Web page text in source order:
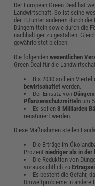
Der European Green Deal hat
Landwirtschaft. So ist seine
der EU unter anderem durch
Düngemitteln sowie durch die
nachhaltiger zu gestalten.
gewährleistet bleiben.
Die folgendenwesentlichen
Green Deal für die
Bis 2030 soll ein Viertel
bewirtschaftet werden.
Der Einsatz von
Pflanzenschutzmitteln um
Es sollen 3 Milliarden
renaturiert werden.
Diese Maßnahmen stellen
Die Erträge im
Prozentniedriger als in der
Die Reduktion von
voraussichtlich zu
Es besteht die Gefahr,
Umweltprobleme in andere